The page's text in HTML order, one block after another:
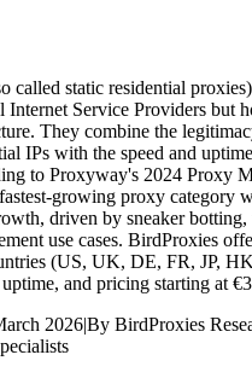
called static residential
Internet Service Providers but
They combine the
IPs with the speed and
to Proxyway's 2024 Proxy
growing proxy category
driven by sneaker
use cases. BirdProxies
(US, UK, DE, FR, JP,
and pricing starting at
2026|By BirdProxies